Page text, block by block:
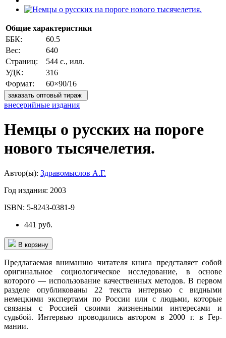
Общие характеристики
ББК:
60.5
Вес:
640
Страниц:
544 с., илл.
УДК:
316
Формат:
60×90/16
заказать оптовый тираж
внесерийные издания
Немцы о русских на пороге
нового тысячелетия.
Автор(ы): Здравомыслов А.Г.
Год издания: 2003
ISBN: 5-8243-0381-9
441 руб.
В корзину
Предлагаемая вниманию читателя книга предсталяет собой
ори­гинальное социологическое исследование, в основе
которого — ис­пользование качественных методов. В первом
разделе опубликованы 22 текста интервью с видными
немецкими экспертами по России или с людьми, которые
связаны с Россией своими жизненными ин­тересами и
судьбой. Интервью проводились автором в 2000 г. в Гер­
мании.